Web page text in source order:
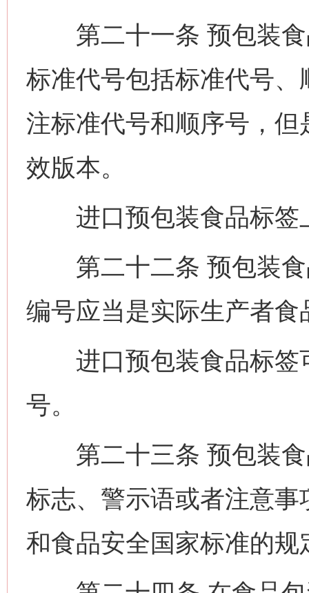
第二十一条 预包装食
标准代号包括标准代号
注标准代号和顺序号，
效版本。
进口预包装食品标签
第二十二条 预包装食
编号应当是实际生产者
进口预包装食品标签
号。
第二十三条 预包装食
标志、警示语或者注意
和食品安全国家标准的规